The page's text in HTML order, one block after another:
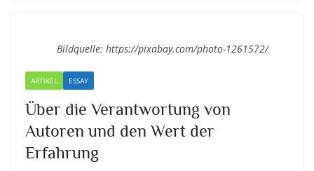
Bildquelle: https://pixabay.com/photo-1261572/
ARTIKEL ESSAY
Über die Verantwortung von
Autoren und den Wert der
Erfahrung